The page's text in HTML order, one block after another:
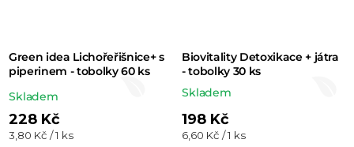
Green idea Lichořeřišnice+ s
piperinem - tobolky 60 ks
Průměrné
hodnocení
produktu
Skladem
228 Kč
Měrná
3,80 Kč / 1 ks
Biovitality Detoxikace + játra
- tobolky 30 ks
Skladem
198 Kč
Měrná
6,60 Kč / 1 ks